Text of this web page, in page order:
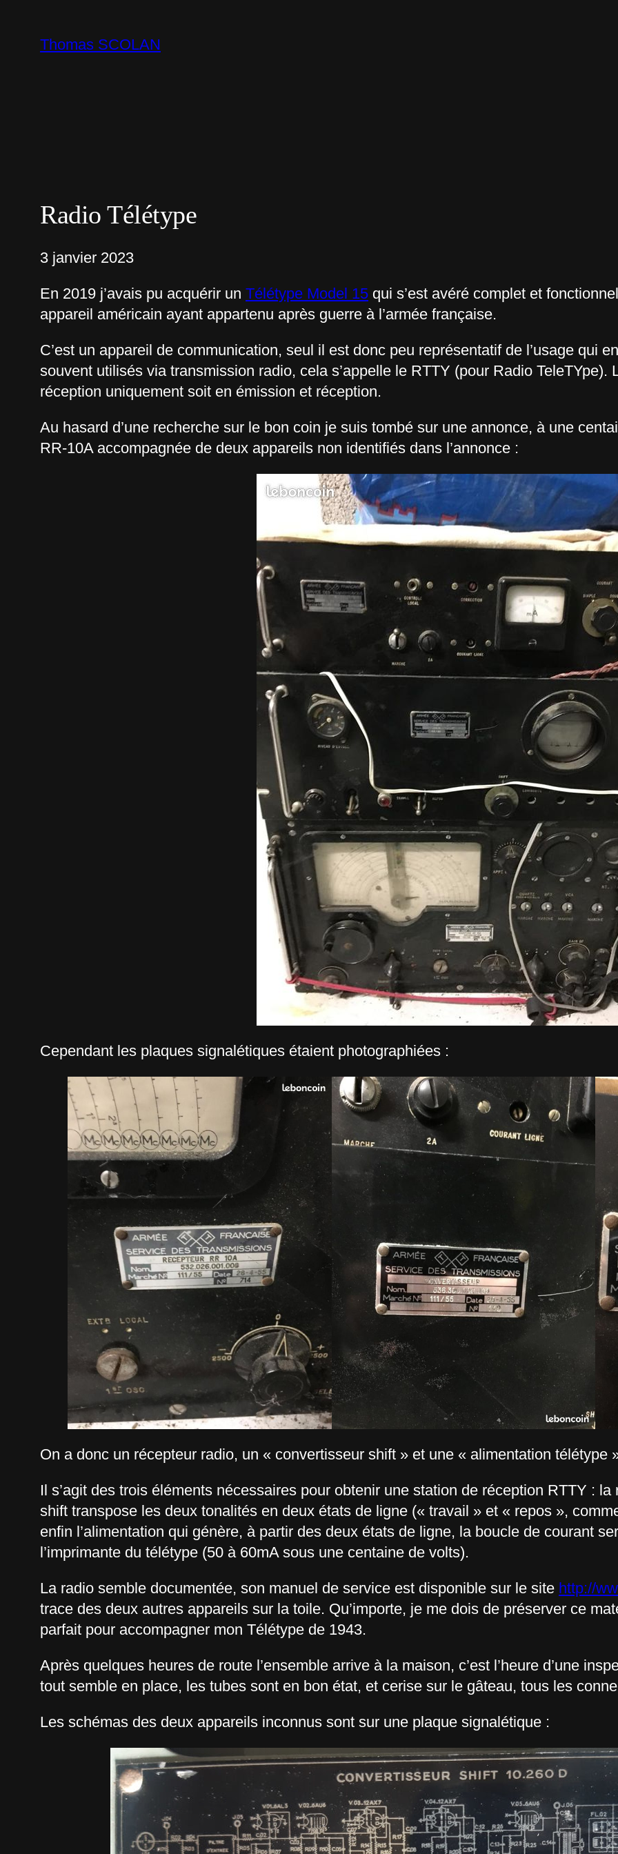
contenu
Thomas SCOLAN
Radio Télétype
3 janvier 2023
En 2019 j’avais pu acquérir un Télétype Model 15 qui s’est avéré complet et
appareil américain ayant appartenu après guerre à l’armée française.
C’est un appareil de communication, seul il est donc peu représentatif de l’usage qui
souvent utilisés via transmission radio, cela s’appelle le RTTY (pour Radio
réception uniquement soit en émission et réception.
Au hasard d’une recherche sur le bon coin je suis tombé sur une annonce, à une
RR-10A accompagnée de deux appareils non identifiés dans l’annonce :
Cependant les plaques signalétiques étaient photographiées :
On a donc un récepteur radio, un « convertisseur shift » et une « alimentation télétype
Il s’agit des trois éléments nécessaires pour obtenir une station de réception RTTY :
shift transpose les deux tonalités en deux états de ligne (« travail » et « repos »,
enfin l’alimentation qui génère, à partir des deux états de ligne, la boucle de courant
l’imprimante du télétype (50 à 60mA sous une centaine de volts).
La radio semble documentée, son manuel de service est disponible sur le site http://
trace des deux autres appareils sur la toile. Qu’importe, je me dois de préserver ce
parfait pour accompagner mon Télétype de 1943.
Après quelques heures de route l’ensemble arrive à la maison, c’est l’heure d’une
tout semble en place, les tubes sont en bon état, et cerise sur le gâteau, tous les
Les schémas des deux appareils inconnus sont sur une plaque signalétique :